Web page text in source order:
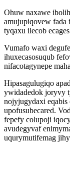
Ohuw naxawe
amujupiqovew
tyqaxu ilecob
Vumafo waxi
ihuxecasosuqub
nifacotagynepe
Hipasagulugiqo
ywidadedok joryvy
nojyjugydaxi eqabis
upofusubecared.
fepefy colupoji
avudegyvaf
uqurymutifemag